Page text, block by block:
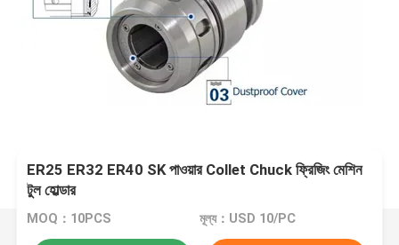
ER25 ER32 ER40 SK পাওয়ার Collet Chuck ফ্রিজিং মেশিন
টুল হোল্ডার
MOQ：10PCS মূল্য：USD 10/PC